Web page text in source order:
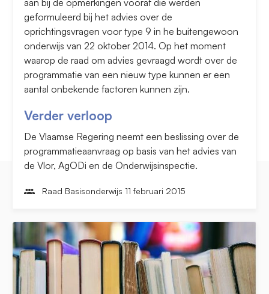
aan bij de opmerkingen vooraf die werden
geformuleerd bij het advies over de
oprichtingsvragen voor type 9 in he buitengewoon
onderwijs van 22 oktober 2014. Op het moment
waarop de raad om advies gevraagd wordt over de
programmatie van een nieuw type kunnen er een
aantal onbekende factoren kunnen zijn.
Verder verloop
De Vlaamse Regering neemt een beslissing over de
programmatieaanvraag op basis van het advies van
de Vlor, AgODi en de Onderwijsinspectie.
Raad Basisonderwijs 11 februari 2015